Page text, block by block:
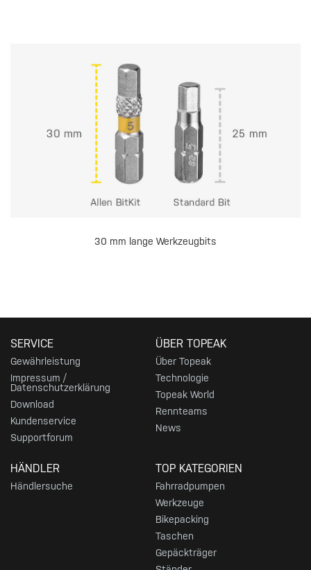
30 mm lange Werkzeugbits
SERVICE
Gewährleistung
Impressum /
Datenschutzerklärung
Download
Kundenservice
Supportforum
ÜBER TOPEAK
Über Topeak
Technologie
Topeak World
Rennteams
News
HÄNDLER
Händlersuche
TOP KATEGORIEN
Fahrradpumpen
Werkzeuge
Bikepacking
Taschen
Gepäckträger